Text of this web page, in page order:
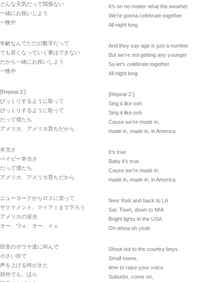
どんな天気だって関係ない
一緒にお祝いしよう
一晩中
年齢なんてただの数字だって
でも若くなっていく事はできない
だから一緒にお祝いしよう
一晩中
[Repeat 2:]
びっくりするように歌って
びっくりするように歌って
だって僕たち
アメリカ、アメリカ育ちだから
本当さ
ベイビー本当さ
だって僕たち
アメリカ、アメリカ育ちだから
ニューヨークからロスに戻って
サクラメント、マイアミまで下ろう
アメリカの栄光
オー、ワォ、オー、イェ
田舎のボウヤ達に叫んで
小さい街で
声を上げる時がきた
郊外でも、ほら
It’s on no matter what the weather
We’re gonna celebrate together
All night long
And they say age is just a number
But we’re not getting any younger
So let’s celebrate together
All night long
[Repeat 2:]
Sing it like ooh
Sing it like ooh
Cause we’re made in,
made in, made in, in America
It’s true
Baby it’s true
Cause we’re made in,
made in, made in, in America
New York and back to LA
Sac Town, down to MIA
Bright lights in the USA
Oh whoa oh yeah
Shout out to the country boys
Small towns,
time to raise your voice
Suburbs, come on,